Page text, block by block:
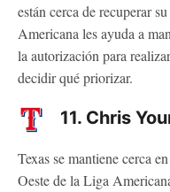
están cerca de recuperar
Americana les ayuda a
la autorización para
decidir qué priorizar.
11. Chris
Texas se mantiene cerca
Oeste de la Liga